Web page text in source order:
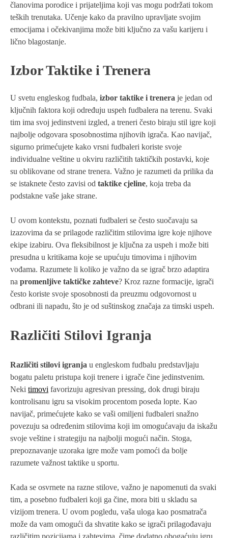
članovima porodice i prijateljima koji vas mogu podržati tokom
teških trenutaka. Učenje kako da pravilno upravljate svojim
emocijama i očekivanjima može biti ključno za vašu karijeru i
lično blagostanje.
Izbor Taktike i Trenera
U svetu engleskog fudbala, izbor taktike i trenera je jedan od
ključnih faktora koji određuju uspeh fudbalera na terenu. Svaki
tim ima svoj jedinstveni izgled, a treneri često biraju stil igre koji
najbolje odgovara sposobnostima njihovih igrača. Kao navijač,
sigurno primećujete kako vrsni fudbaleri koriste svoje
individualne veštine u okviru različitih taktičkih postavki, koje
su oblikovane od strane trenera. Važno je razumeti da prilika da
se istaknete često zavisi od taktike cjeline, koja treba da
podstakne vaše jake strane.
U ovom kontekstu, poznati fudbaleri se često suočavaju sa
izazovima da se prilagode različitim stilovima igre koje njihove
ekipe izabiru. Ova fleksibilnost je ključna za uspeh i može biti
presudna u kritikama koje se upućuju timovima i njihovim
vođama. Razumete li koliko je važno da se igrač brzo adaptira
na promenljive taktičke zahteve? Kroz razne formacije, igrači
često koriste svoje sposobnosti da preuzmu odgovornost u
odbrani ili napadu, što je od suštinskog značaja za timski uspeh.
Različiti Stilovi Igranja
Različiti stilovi igranja u engleskom fudbalu predstavljaju
bogatu paletu pristupa koji trenere i igrače čine jedinstvenim.
Neki timovi favorizuju agresivan pressing, dok drugi biraju
kontrolisanu igru sa visokim procentom poseda lopte. Kao
navijač, primećujete kako se vaši omiljeni fudbaleri snažno
povezuju sa određenim stilovima koji im omogućavaju da iskažu
svoje veštine i strategiju na najbolji mogući način. Stoga,
prepoznavanje uzoraka igre može vam pomoći da bolje
razumete važnost taktike u sportu.
Kada se osvrnete na razne stilove, važno je napomenuti da svaki
tim, a posebno fudbaleri koji ga čine, mora biti u skladu sa
vizijom trenera. U ovom pogledu, vaša uloga kao posmatrača
može da vam omogući da shvatite kako se igrači prilagođavaju
različitim pozicijama i zahtevima, čime dodatno obogaćuju igru.